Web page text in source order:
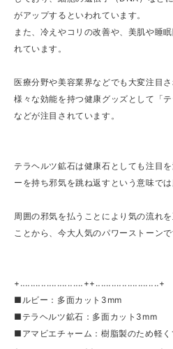
がアップするといわれています。
また、冷えやコリの改善や、美肌や睡
れています。
医療分野や美容業界などでも大変注目
様々な効能を持つ健康グッズとして「
などが注目されています。
テラヘルツ鉱石は健康石としても注目
ーを持ち邪気を跳ね返すという意味で
周囲の邪気を払うことにより気の流れ
ことから、今大人気のパワーストーンで
+‥‥‥‥‥‥‥‥‥‥‥‥++‥‥‥‥‥‥‥‥‥‥‥‥+
■ルビー：多面カット3mm
■テラヘルツ鉱石：多面カット3mm
■アマビエチャーム：樹脂製のため軽